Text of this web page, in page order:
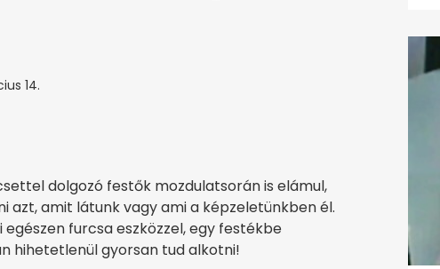
14.
dolgozó festők mozdulatsorán is elámul,
azt, amit látunk vagy ami a képzeletünkben él.
furcsa eszközzel, egy festékbe
hihetetlenül gyorsan tud alkotni!